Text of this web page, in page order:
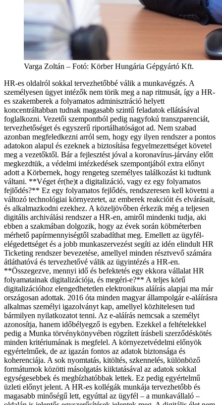
Varga Zoltán – Fotó: Körber Hungária Gépgyártó Kft.
HR-es oldalról sokkal tervezhetőbbé válik a munkavégzés. A
személyesen ügyet intézők nem törik meg a nap ritmusát, így a HR-
es szakemberek a folyamatos adminisztráció helyett
koncentráltabban tudnak magasabb szintű feladatok ellátásával
foglalkozni. Vezetői szempontból pedig nagyfokú transzparenciát,
tervezhetőséget és egyszerű riportálhatóságot ad. Nem szabad
azonban megfeledkezni arról sem, hogy egy ilyen rendszer a pontos
adatokon alapul és ezeknek a biztosítása fegyelmezettséget követel
meg a vezetőktől. Bár a fejlesztést jóval a koronavírus-járvány előtt
megkezdtük, a védelmi intézkedések szempontjából extra előnyt
adott a Körbernek, hogy rengeteg személyes találkozást ki tudtunk
váltani. **Véget ér(he)t a digitalizáció, vagy ez egy folyamatos
fejlődés?** Ez egy folyamatos fejlődés, rendszeresen kell követni a
változó technológiai környezetet, az emberek reakcióit és elvárásait,
és alkalmazkodni ezekhez. A közeljövőben érkezik még a teljesen
digitális archiválási rendszer a HR-en, amiről mindenki tudja, aki
ebben a szakmában dolgozik, hogy az évek során köbméterben
mérhető papírmennyiségtől szabadíthat meg. Emellett az ügyfél-
elégedettséget és a jobb munkaszervezést segíti az idén elindult HR
Ticketing rendszer bevezetése, amellyel minden résztvevő számára
átláthatóvá és tervezhetővé válik az ügyintézés a HR-en.
**Összegezve, mennyi idő és befektetés egy ekkora vállalat HR
folyamatainak digitalizációja, és megéri-e?** A teljes körű
digitalizációhoz elengedhetetlen elektronikus aláírás alapjai ma már
országosan adottak. 2016 óta minden magyar állampolgár e-aláírásra
alkalmas személyi igazolványt kap, amellyel közhitelesen tud
bármilyen nyilatkozatot tenni. Az e-aláírás nemcsak a személyt
azonosítja, hanem időbélyegző is egyben. Ezekkel a feltételekkel
pedig a Munka törvénykönyvében rögzített írásbeli szerződéskötés
minden kritériumának is megfelel. A környezetvédelmi előnyök
egyértelműek, de az igazán fontos az adatok biztonsága és
koherenciája. A sok nyomtatás, kitöltés, szkennelés, különböző
formátumok közötti másolgatás kiiktatásával az adatok sokkal
egységesebbek és megbízhatóbbak lettek. Ez pedig egyértelmű
üzleti előnyt jelent. A HR-es kollégák munkája tervezhetőbb és
magasabb minőségű lett, egyúttal az ügyfél – a munkavállaló –